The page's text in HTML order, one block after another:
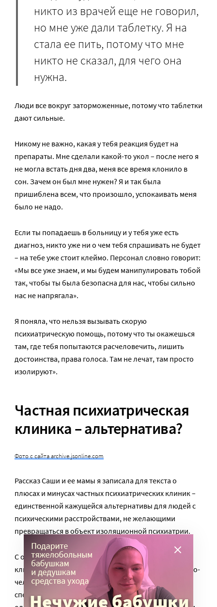
никто из врачей еще не говорил,
но мне уже дали таблетку. Я на
стала ее пить, потому что мне
никто не сказал, для чего она
нужна.
Люди все вокруг заторможенные, потому что таблетки
дают сильные.
Никому не важно, какая у тебя реакция будет на
препараты. Мне сделали какой-то укол – после него я
не могла встать дня два, меня все время клонило в
сон. Зачем он был мне нужен? Я и так была
пришиблена всем, что произошло, успокаивать меня
было не надо.
Если ты попадаешь в больницу и у тебя уже есть
диагноз, никто уже ни о чем тебя спрашивать не будет
– на тебе уже стоит клеймо. Персонал словно говорит:
«Мы все уже знаем, и мы будем манипулировать тобой
так, чтобы ты была безопасна для нас, чтобы сильно
нас не напрягала».
Я поняла, что нельзя вызывать скорую
психиатрическую помощь, потому что ты окажешься
там, где тебя попытаются расчеловечить, лишить
достоинства, права голоса. Там не лечат, там просто
изолируют».
Частная психиатрическая
клиника – альтернатива?
Фото с сайта archive.jsonline.com
Рассказ Саши и ее мамы я записала для текста о
плюсах и минусах частных психиатрических клиник –
единственной кажущейся альтернативы для людей с
психическими расстройствами, не желающими
превращаться в объект изоляционной психиатрии.
С одной стороны, это похоже на правду: в частных
клиниках немного пациентов, там к ним относятся по-
человечески, разрешают курить, сколько хочется, в
специально отведенных местах, селят в уютных